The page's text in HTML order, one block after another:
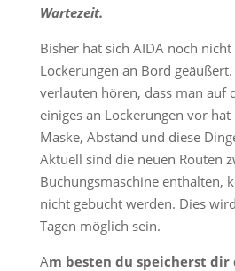
Wartezeit.
Bisher hat sich AIDA noch nicht
Lockerungen an Bord
verlauten hören, dass man auf
einiges an Lockerungen vor hat
Maske, Abstand und diese
Aktuell sind die neuen Routen
Buchungsmaschine enthalten,
nicht gebucht werden. Dies
Tagen möglich sein.
Am besten du speicherst dir